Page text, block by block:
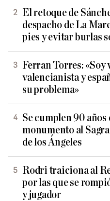
El retoque de
despacho de La
pies y evitar burlas
Ferran Torres: «Soy
valencianista y
su problema»
Se cumplen 90
monumento al
de los Ángeles
Rodri traiciona al
por las que se
y jugador